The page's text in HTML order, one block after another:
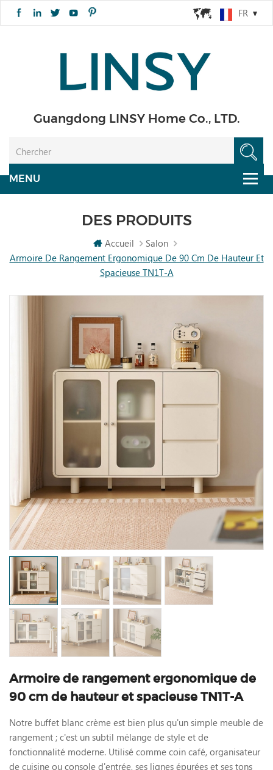
FR
Guangdong LINSY Home Co., LTD.
DES PRODUITS
Accueil
Salon
Armoire De Rangement Ergonomique De 90 Cm De Hauteur Et
Spacieuse TN1T-A
Armoire de rangement ergonomique de
90 cm de hauteur et spacieuse TN1T-A
Notre buffet blanc crème est bien plus qu'un simple meuble de
rangement ; c'est un subtil mélange de style et de
fonctionnalité moderne. Utilisé comme coin café, organisateur
de cuisine ou console d'entrée, ses lignes épurées et ses tons